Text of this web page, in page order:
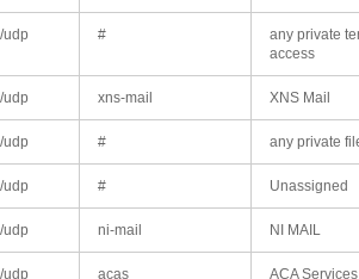
udp #
any private
access
udp xns-mail XNS Mail
udp # any private
udp # Unassigned
udp ni-mail NI MAIL
udp acas ACA Services